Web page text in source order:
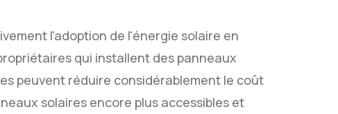
l'adoption de l'énergie solaire en
qui installent des panneaux
peuvent réduire considérablement le coût
solaires encore plus accessibles et